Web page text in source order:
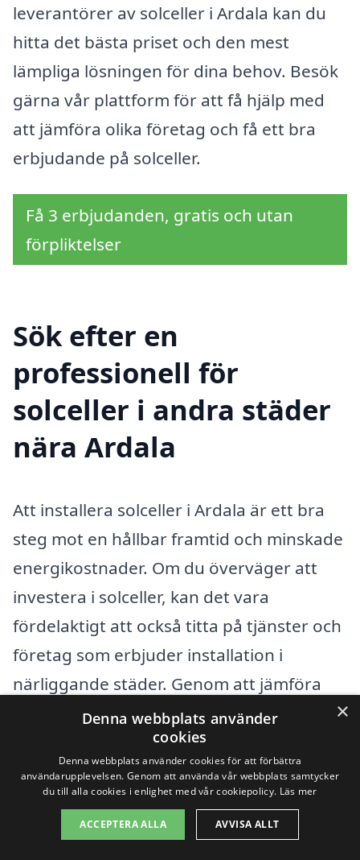
leverantörer av solceller i Ardala kan du
hitta det bästa priset och den mest
lämpliga lösningen för dina behov. Besök
gärna vår plattform för att få hjälp med
att jämföra olika företag och få ett bra
erbjudande på solceller.
Få 3 erbjudanden, gratis och utan
förpliktelser
Sök efter en
professionell för
solceller i andra städer
nära Ardala
Att installera solceller i Ardala är ett bra
steg mot en hållbar framtid och minskade
energikostnader. Om du överväger att
investera i solceller, kan det vara
fördelaktigt att också titta på tjänster och
företag som erbjuder installation i
närliggande städer. Genom att jämföra
alternativ kan du hitta den lösning som
bäst passar dina behov och din budget.
Några av de städer där du kan hitta
professionella företag för installation av
×
Denna webbplats använder
cookies
Denna webbplats använder cookies för att förbättra
användarupplevelsen. Genom att använda vår webbplats samtycker
du till alla cookies i enlighet med vår cookiepolicy. Läs mer
ACCEPTERA ALLA AVVISA ALLT